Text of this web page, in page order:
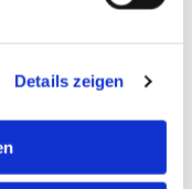
Details zeigen